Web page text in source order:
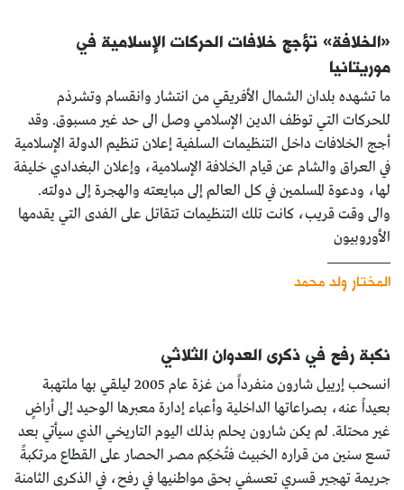
«الخلافة» تؤجج خلافات الحركات الإسلامية في
موريتانيا
ما تشهده بلدان الشمال الأفريقي من انتشار وانقسام وتشرذم
للحركات التي توظف الدين الإسلامي وصل الى حد غير مسبوق. وقد
أجج الخلافات داخل التنظيمات السلفية إعلان تنظيم الدولة الإسلامية
في العراق والشام عن قيام الخلافة الإسلامية، وإعلان البغدادي خليفة
لها، ودعوة المسلمين في كل العالم إلى مبايعته والهجرة إلى دولته.
والى وقت قريب، كانت تلك التنظيمات تتقاتل على الفدى التي يقدمها
الأوروبيون
المختار ولد محمد
نكبة رفح في ذكرى العدوان الثلاثي
انسحب إرييل شارون منفرداً من غزة عام 2005 ليلقي بها ملتهبة
بعيداً عنه، بصراعاتها الداخلية وأعباء إدارة معبرها الوحيد إلى أراضٍ
غير محتلة. لم يكن شارون يحلم بذلك اليوم التاريخي الذي سيأتي بعد
تسع سنين من قراره الخبيث فتُحْكِم مصر الحصار على القطاع مرتكبةً
جريمة تهجير قسري تعسفي بحق مواطنيها في رفح، في الذكرى الثامنة